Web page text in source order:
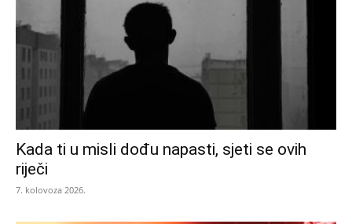
Kada ti u misli dođu napasti, sjeti se ovih
riječi
7. kolovoza 2026.